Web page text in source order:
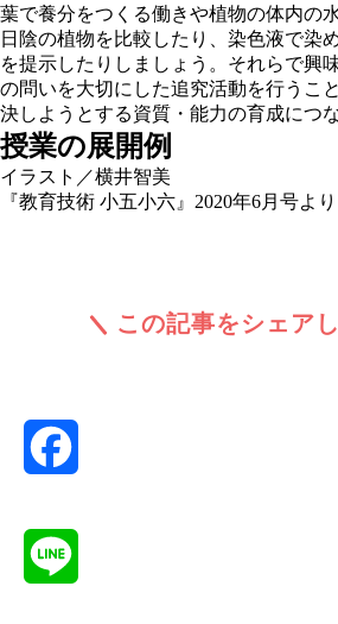
葉で養分をつくる働きや植物の体内の
日陰の植物を比較したり、染色液で染
を提示したりしましょう。それらで興
の問いを大切にした追究活動を行うこ
決しようとする資質・能力の育成につ
授業の展開例
イラスト／横井智美
『教育技術 小五小六』2020年6月号より
この記事をシェア